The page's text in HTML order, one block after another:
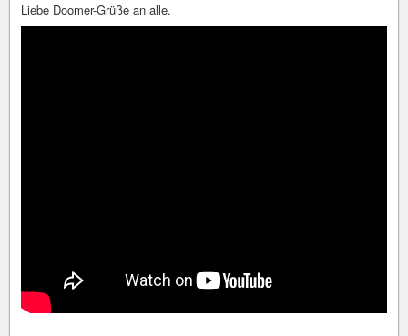
Liebe Doomer-Grüße an alle.